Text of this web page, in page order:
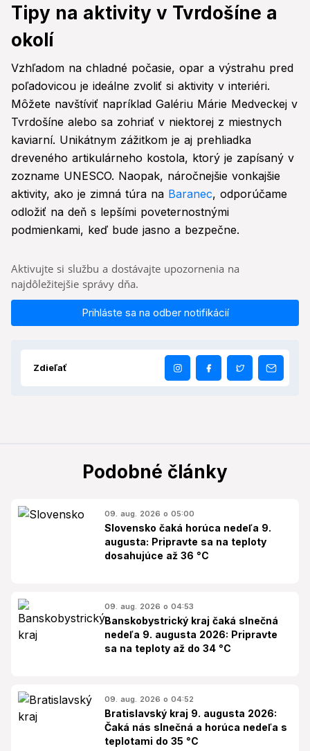
Tipy na aktivity v Tvrdošíne a
okolí
Vzhľadom na chladné počasie, opar a výstrahu pred
poľadovicou je ideálne zvoliť si aktivity v interiéri.
Môžete navštíviť napríklad Galériu Márie Medveckej v
Tvrdošíne alebo sa zohriať v niektorej z miestnych
kaviarní. Unikátnym zážitkom je aj prehliadka
dreveného artikulárneho kostola, ktorý je zapísaný v
zozname UNESCO. Naopak, náročnejšie vonkajšie
aktivity, ako je zimná túra na Baranec, odporúčame
odložiť na deň s lepšími poveternostnými
podmienkami, keď bude jasno a bezpečne.
Aktivujte si službu a dostávajte upozornenia na
najdôležitejšie správy dňa.
Prihláste sa na odber notifikácií
Zdieľať
Podobné články
09. aug. 2026 o 05:00
Slovensko čaká horúca nedeľa 9.
augusta: Pripravte sa na teploty
dosahujúce až 36 °C
09. aug. 2026 o 04:53
Banskobystrický kraj čaká slnečná
nedeľa 9. augusta 2026: Pripravte
sa na teploty až do 34 °C
09. aug. 2026 o 04:52
Bratislavský kraj 9. augusta 2026:
Čaká nás slnečná a horúca nedeľa s
teplotami do 35 °C